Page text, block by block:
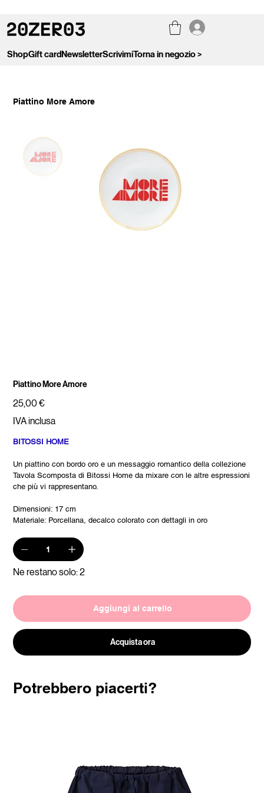
ShopGift cardNewsletterScrivimiTorna in negozio >
Piattino More Amore
Piattino More Amore
Prezzo
25,00 €
IVA inclusa
BITOSSI HOME
Un piattino con bordo oro e un messaggio romantico della collezione
Tavola Scomposta di Bitossi Home da mixare con le altre espressioni
che più vi rappresentano.
Dimensioni: 17 cm
Materiale: Porcellana, decalco colorato con dettagli in oro
Ne restano solo: 2
Aggiungi al carrello
Acquista ora
Potrebbero piacerti?